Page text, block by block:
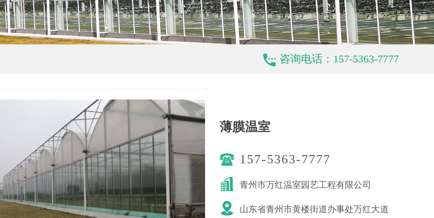
咨询电话：157-5363-7777
薄膜温室
157-5363-7777
青州市万红温室园艺工程有限公司
山东省青州市黄楼街道办事处万红大道